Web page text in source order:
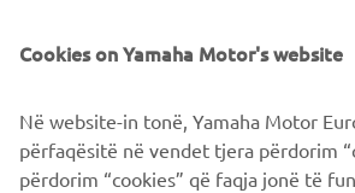
Guida sempre in modo sicuro e
Cookies on Yamaha Motor's website
Në website-in tonë, Yamaha Motor
përfaqësitë në vendet tjera përdorim
përdorim “cookies” që faqja jonë të